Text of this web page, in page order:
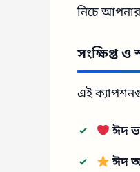
নিচে
সংক্ষিপ্ত ও
এই
ঈদ
ঈদ